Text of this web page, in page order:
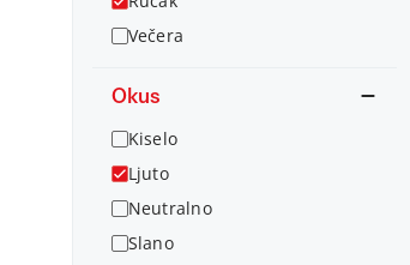
Večera
Okus
Kiselo
Ljuto
Neutralno
Slano